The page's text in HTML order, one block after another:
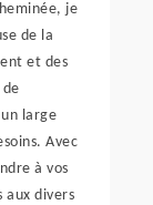
je
de la
et des
un large
Avec
à vos
aux divers